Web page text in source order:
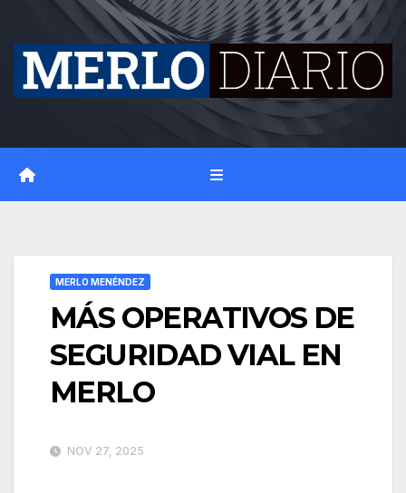
content
MERLO MENÉNDEZ
MÁS OPERATIVOS DE
SEGURIDAD VIAL EN
MERLO
NOV 27, 2025